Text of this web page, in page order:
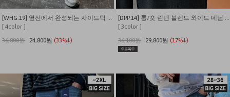
[WHG.19] 옆선에서 완성되는 사이드턱 와이드 데님 팬츠
[ 4color ]
36,800원
24,800원 (33%↓)
[DPP.14] 롱/숏 린넨 블렌드 와이드 데님 팬츠
[ 3color ]
36,100원
29,800원 (17%↓)